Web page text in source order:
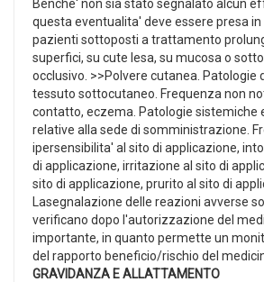
Benche' non sia stato segnalato alcun
questa eventualita' deve essere presa
pazienti sottoposti a trattamento
superfici, su cute lesa, su mucosa o
occlusivo. >>Polvere cutanea. Patologie
tessuto sottocutaneo. Frequenza non
contatto, eczema. Patologie sistemiche
relative alla sede di somministrazione.
ipersensibilita' al sito di applicazione,
di applicazione, irritazione al sito di
sito di applicazione, prurito al sito di
Lasegnalazione delle reazioni avverse
verificano dopo l'autorizzazione del
importante, in quanto permette un
del rapporto beneficio/rischio del
GRAVIDANZA E ALLATTAMENTO